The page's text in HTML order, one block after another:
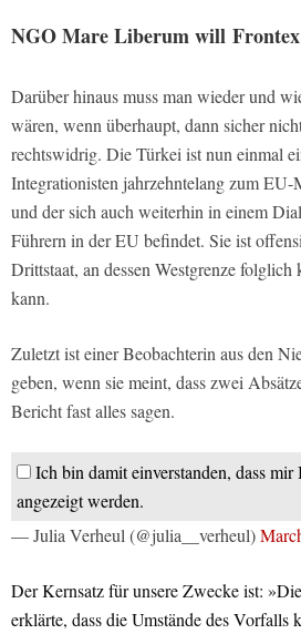
NGO Mare Liberum will Frontex
Darüber hinaus muss man wieder und
wären, wenn überhaupt, dann sicher
rechtswidrig. Die Türkei ist nun einmal
Integrationisten jahrzehntelang zum
und der sich auch weiterhin in einem
Führern in der EU befindet. Sie ist
Drittstaat, an dessen Westgrenze
kann.
Zuletzt ist einer Beobachterin aus den
geben, wenn sie meint, dass zwei
Bericht fast alles sagen.
Ich bin damit einverstanden, dass
angezeigt werden.
— Julia Verheul (@julia__verheul)
Der Kernsatz für unsere Zwecke ist:
erklärte, dass die Umstände des Vorfalls